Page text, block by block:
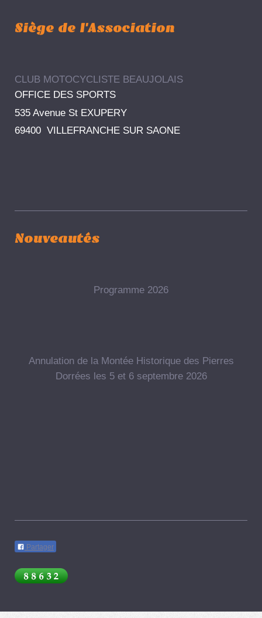
Siège de l'Association
CLUB MOTOCYCLISTE BEAUJOLAIS
OFFICE DES SPORTS
535 Avenue St EXUPERY
69400 VILLEFRANCHE SUR SAONE
Nouveautés
Programme 2026
Annulation de la Montée Historique des Pierres
Dorrées les 5 et 6 septembre 2026
Partager